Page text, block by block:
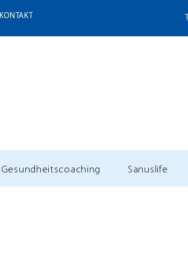
KONTAKT
Gesundheitscoaching Sanuslife